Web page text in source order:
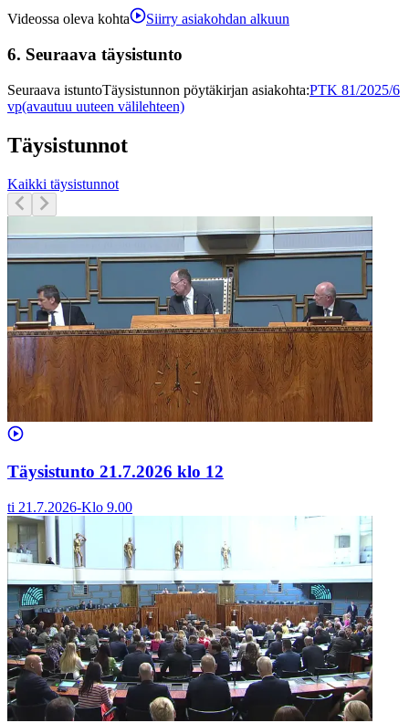
Videossa oleva kohta Siirry asiakohdan alkuun
6. Seuraava täysistunto
Seuraava istuntoTäysistunnon pöytäkirjan asiakohta:PTK 81/2025/6
vp(avautuu uuteen välilehteen)
Täysistunnot
Kaikki täysistunnot
Täysistunto 21.7.2026 klo 12
ti 21.7.2026-Klo 9.00